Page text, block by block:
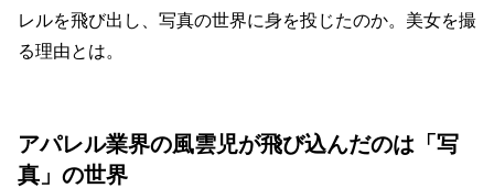
レルを飛び出し、写真の世界に身を投じたのか。美女を撮
る理由とは。
アパレル業界の風雲児が飛び込んだのは「写
真」の世界